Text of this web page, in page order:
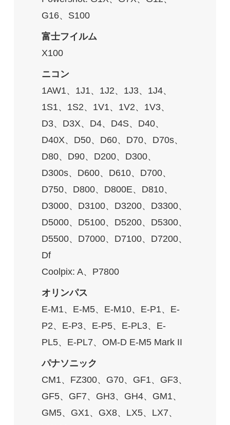
G16、S100
富士フイルム
X100
ニコン
1AW1、1J1、1J2、1J3、1J4、
1S1、1S2、1V1、1V2、1V3、
D3、D3X、D4、D4S、D40、
D40X、D50、D60、D70、D70s、
D80、D90、D200、D300、
D300s、D600、D610、D700、
D750、D800、D800E、D810、
D3000、D3100、D3200、D3300、
D5000、D5100、D5200、D5300、
D5500、D7000、D7100、D7200、
Df
Coolpix: A、P7800
オリンパス
E-M1、E-M5、E-M10、E-P1、E-
P2、E-P3、E-P5、E-PL3、E-
PL5、E-PL7、OM-D E-M5 Mark II
パナソニック
CM1、FZ300、G70、GF1、GF3、
GF5、GF7、GH3、GH4、GM1、
GM5、GX1、GX8、LX5、LX7、